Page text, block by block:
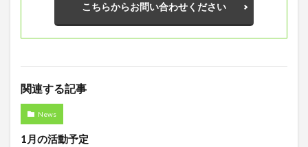
こちらからお問い合わせください
関連する記事
News
1月の活動予定